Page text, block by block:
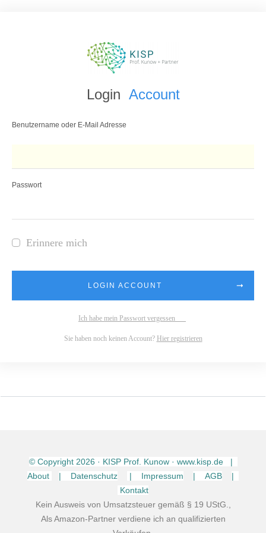
Login Account
Benutzername oder E-Mail Adresse
Passwort
Erinnere mich
LOGIN ACCOUNT
Ich habe mein Passwort vergessen
Sie haben noch keinen Account? Hier registrieren
© Copyright 2026 · KISP Prof. Kunow · www.kisp.de |
About
| Datenschutz | Impressum | AGB
|
Kontakt
Kein Ausweis von Umsatzsteuer gemäß § 19 UStG.,
Als Amazon-Partner verdiene ich an qualifizierten